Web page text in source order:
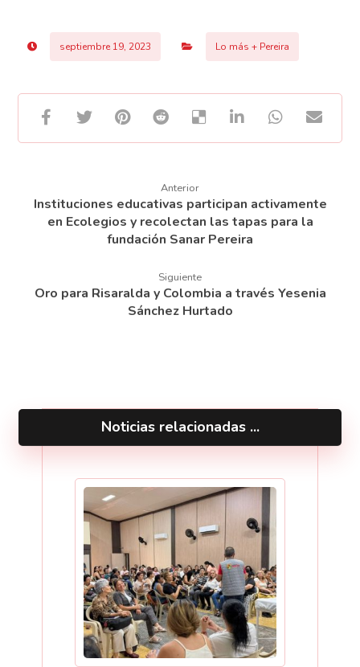
septiembre 19, 2023 Lo más + Pereira
Anterior
Instituciones educativas participan activamente
en Ecolegios y recolectan las tapas para la
fundación Sanar Pereira
Siguiente
Oro para Risaralda y Colombia a través Yesenia
Sánchez Hurtado
Noticias relacionadas ...